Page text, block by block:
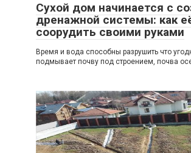
Сухой дом начинается с
дренажной системы: как
соорудить своими руками
Время и вода способны разрушить что
подмывает почву под строением, почва